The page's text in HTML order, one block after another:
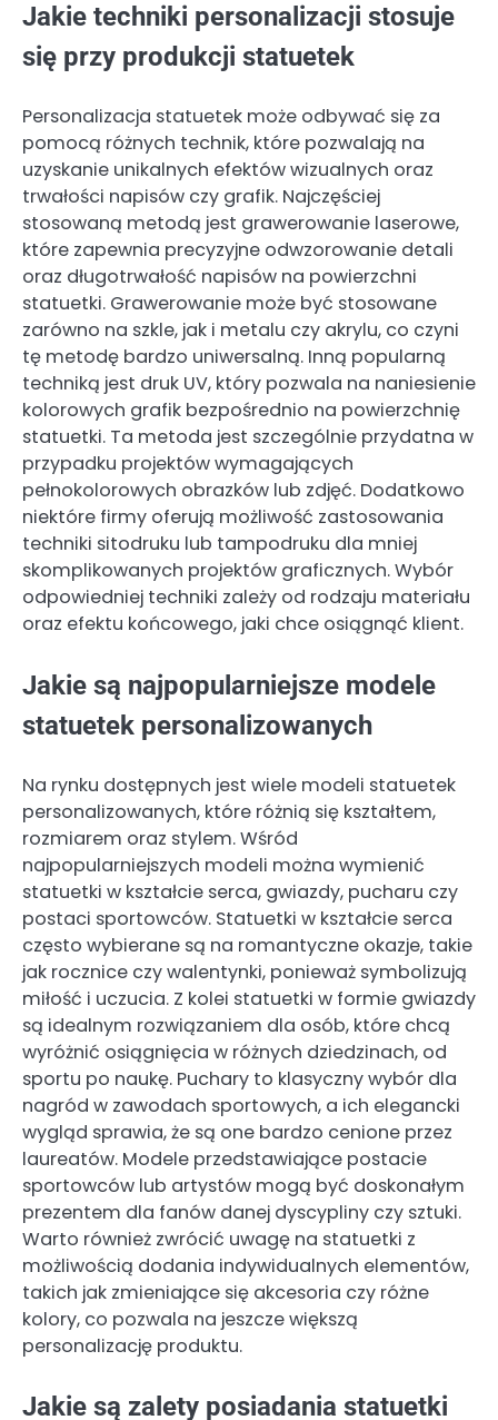
Jakie techniki personalizacji stosuje
się przy produkcji statuetek
Personalizacja statuetek może odbywać się za
pomocą różnych technik, które pozwalają na
uzyskanie unikalnych efektów wizualnych oraz
trwałości napisów czy grafik. Najczęściej
stosowaną metodą jest grawerowanie laserowe,
które zapewnia precyzyjne odwzorowanie detali
oraz długotrwałość napisów na powierzchni
statuetki. Grawerowanie może być stosowane
zarówno na szkle, jak i metalu czy akrylu, co czyni
tę metodę bardzo uniwersalną. Inną popularną
techniką jest druk UV, który pozwala na naniesienie
kolorowych grafik bezpośrednio na powierzchnię
statuetki. Ta metoda jest szczególnie przydatna w
przypadku projektów wymagających
pełnokolorowych obrazków lub zdjęć. Dodatkowo
niektóre firmy oferują możliwość zastosowania
techniki sitodruku lub tampodruku dla mniej
skomplikowanych projektów graficznych. Wybór
odpowiedniej techniki zależy od rodzaju materiału
oraz efektu końcowego, jaki chce osiągnąć klient.
Jakie są najpopularniejsze modele
statuetek personalizowanych
Na rynku dostępnych jest wiele modeli statuetek
personalizowanych, które różnią się kształtem,
rozmiarem oraz stylem. Wśród
najpopularniejszych modeli można wymienić
statuetki w kształcie serca, gwiazdy, pucharu czy
postaci sportowców. Statuetki w kształcie serca
często wybierane są na romantyczne okazje, takie
jak rocznice czy walentynki, ponieważ symbolizują
miłość i uczucia. Z kolei statuetki w formie gwiazdy
są idealnym rozwiązaniem dla osób, które chcą
wyróżnić osiągnięcia w różnych dziedzinach, od
sportu po naukę. Puchary to klasyczny wybór dla
nagród w zawodach sportowych, a ich elegancki
wygląd sprawia, że są one bardzo cenione przez
laureatów. Modele przedstawiające postacie
sportowców lub artystów mogą być doskonałym
prezentem dla fanów danej dyscypliny czy sztuki.
Warto również zwrócić uwagę na statuetki z
możliwością dodania indywidualnych elementów,
takich jak zmieniające się akcesoria czy różne
kolory, co pozwala na jeszcze większą
personalizację produktu.
Jakie są zalety posiadania statuetki